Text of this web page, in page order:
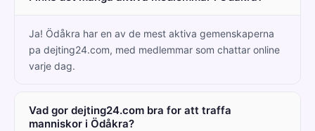
Ja! Ödåkra har en av de mest aktiva gemenskaperna
pa dejting24.com, med medlemmar som chattar online
varje dag.
Vad gor dejting24.com bra for att traffa
manniskor i Ödåkra?